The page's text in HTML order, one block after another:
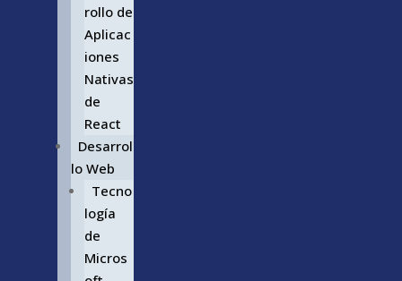
rollo de
Aplicac
iones
Nativas
de
React
Desarrol
lo Web
Tecno
logía
de
Micros